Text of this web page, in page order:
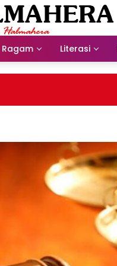
Ragam Literasi